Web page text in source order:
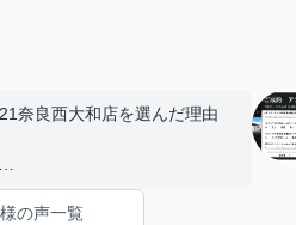
奈良西大和店を選んだ理由
は？
の声一覧